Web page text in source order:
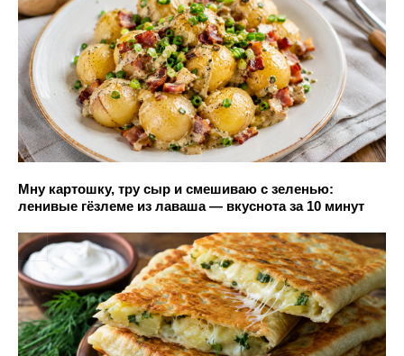
Мну картошку, тру сыр и смешиваю с зеленью:
ленивые гёзлеме из лаваша — вкуснота за 10 минут